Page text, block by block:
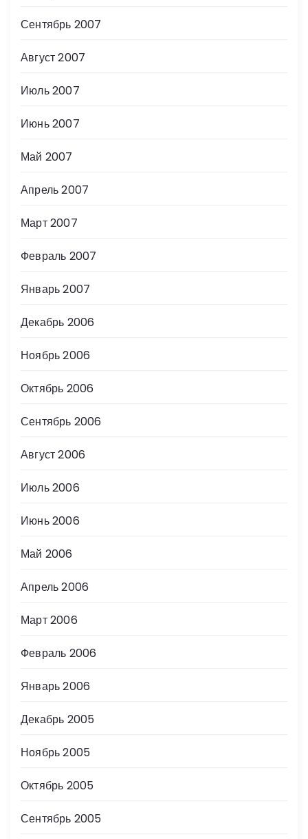
Сентябрь 2007
Август 2007
Июль 2007
Июнь 2007
Май 2007
Апрель 2007
Март 2007
Февраль 2007
Январь 2007
Декабрь 2006
Ноябрь 2006
Октябрь 2006
Сентябрь 2006
Август 2006
Июль 2006
Июнь 2006
Май 2006
Апрель 2006
Март 2006
Февраль 2006
Январь 2006
Декабрь 2005
Ноябрь 2005
Октябрь 2005
Сентябрь 2005